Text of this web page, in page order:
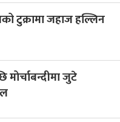
टुक्रामा जहाज हल्लिन
जुटे